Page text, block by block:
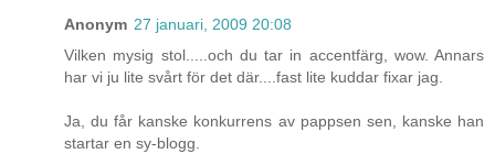
Anonym 27 januari, 2009 20:08
Vilken mysig stol.....och du tar in accentfärg, wow. Annars
har vi ju lite svårt för det där....fast lite kuddar fixar jag.
Ja, du får kanske konkurrens av pappsen sen, kanske han
startar en sy-blogg.